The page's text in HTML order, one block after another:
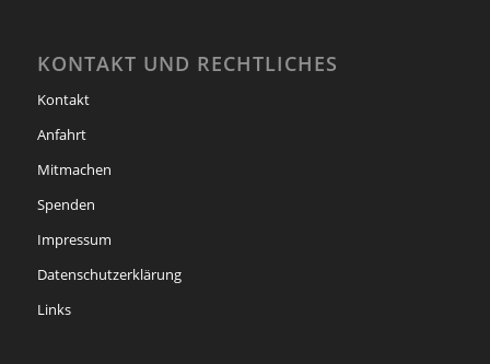
KONTAKT UND RECHTLICHES
Kontakt
Anfahrt
Mitmachen
Spenden
Impressum
Datenschutzerklärung
Links